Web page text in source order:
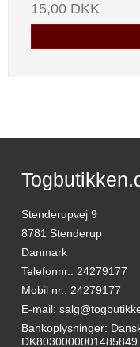
15,00 DKK
Stenderupvej 9
8781 Stenderup
Danmark
Telefonnr. : 24279177
Mobil nr. : 24279177
E-mail:
Bankoplysninger: